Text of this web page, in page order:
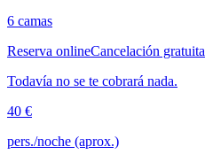
6 camas
Reserva onlineCancelación gratuita
Todavía no se te cobrará nada.
40 €
pers./noche (aprox.)